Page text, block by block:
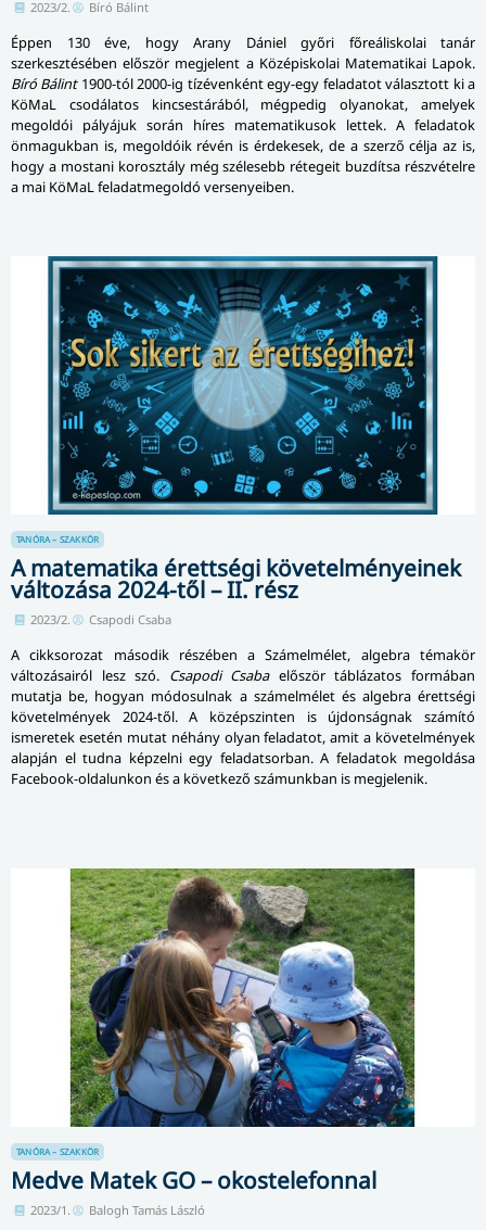
2023/2. Bíró Bálint
Éppen 130 éve, hogy Arany Dániel győri főreáliskolai tanár
szerkesztésében először megjelent a Középiskolai Matematikai Lapok.
Bíró Bálint1900-tól 2000-ig tízévenként egy-egy feladatot választott ki a
KöMaL csodálatos kincsestárából, mégpedig olyanokat, amelyek
megoldói pályájuk során híres matematikusok lettek. A feladatok
önmagukban is, megoldóik révén is érdekesek, de a szerző célja az is,
hogy a mostani korosztály még szélesebb rétegeit buzdítsa részvételre
a mai KöMaL feladatmegoldó versenyeiben.
TANÓRA – SZAKKÖR
A matematika érettségi követelményeinek
változása 2024-től – II. rész
2023/2. Csapodi Csaba
A cikksorozat második részében a Számelmélet, algebra témakör
változásairól lesz szó. Csapodi Csabaelőször táblázatos formában
mutatja be, hogyan módosulnak a számelmélet és algebra érettségi
követelmények 2024-től. A középszinten is újdonságnak számító
ismeretek esetén mutat néhány olyan feladatot, amit a követelmények
alapján el tudna képzelni egy feladatsorban. A feladatok megoldása
Facebook-oldalunkon és a következő számunkban is megjelenik.
TANÓRA – SZAKKÖR
Medve Matek GO – okostelefonnal
2023/1. Balogh Tamás László